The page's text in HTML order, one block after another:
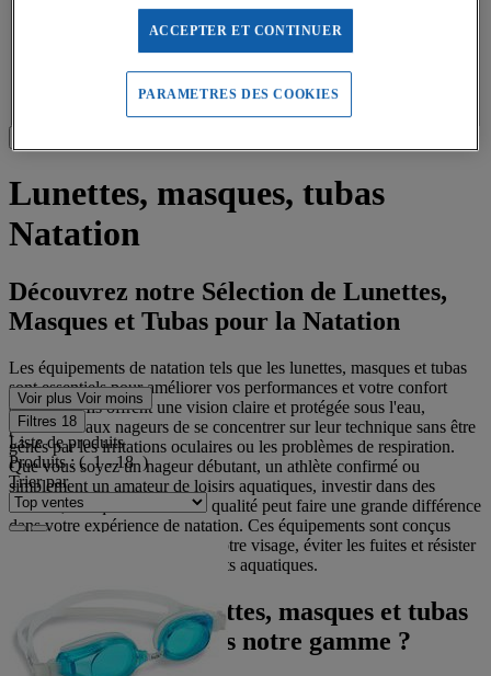
Valeur facette Arena( 2) Arena(2)
Valeur facette Speedo(1) Speedo(1)
Lunettes, masques, tubas
Natation
Découvrez notre Sélection de Lunettes,
Masques et Tubas pour la Natation
Les équipements de natation tels que les lunettes, masques et tubas
sont essentiels pour améliorer vos performances et votre confort
dans l'eau. Ils offrent une vision claire et protégée sous l'eau,
permettant aux nageurs de se concentrer sur leur technique sans être
gênés par les irritations oculaires ou les problèmes de respiration.
Que vous soyez un nageur débutant, un athlète confirmé ou
simplement un amateur de loisirs aquatiques, investir dans des
lunettes, masques et tubas de qualité peut faire une grande différence
dans votre expérience de natation. Ces équipements sont conçus
pour s'adapter parfaitement à votre visage, éviter les fuites et résister
aux rigueurs des environnements aquatiques.
Quels types de lunettes, masques et tubas
trouverez-vous dans notre gamme ?
Voir plus Voir moins
Filtres 18
Liste de produits
Produits : ( 1 - 18 )
Trier par
ACCEPTER ET CONTINUER
PARAMETRES DES COOKIES